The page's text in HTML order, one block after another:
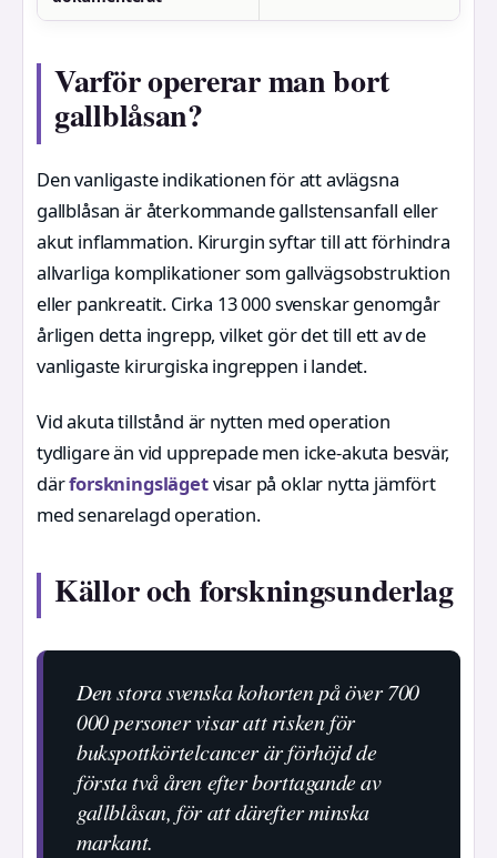
Varför opererar man bort
gallblåsan?
Den vanligaste indikationen för att avlägsna
gallblåsan är återkommande gallstensanfall eller
akut inflammation. Kirurgin syftar till att förhindra
allvarliga komplikationer som gallvägsobstruktion
eller pankreatit. Cirka 13 000 svenskar genomgår
årligen detta ingrepp, vilket gör det till ett av de
vanligaste kirurgiska ingreppen i landet.
Vid akuta tillstånd är nytten med operation
tydligare än vid upprepade men icke-akuta besvär,
därforskningslägetvisar på oklar nytta jämfört
med senarelagd operation.
Källor och forskningsunderlag
Den stora svenska kohorten på över 700
000 personer visar att risken för
bukspottkörtelcancer är förhöjd de
första två åren efter borttagande av
gallblåsan, för att därefter minska
markant.